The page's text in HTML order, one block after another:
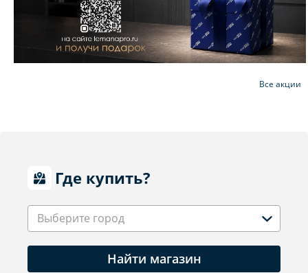
Все акции
Где купить?
Выберите город
Найти магазин